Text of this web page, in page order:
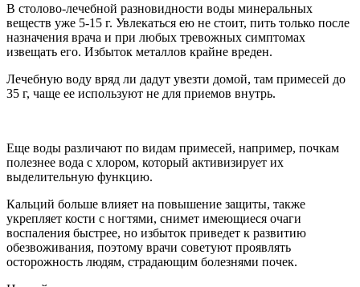
В столово-лечебной разновидности воды минеральных
веществ уже 5-15 г. Увлекаться ею не стоит, пить только после
назначения врача и при любых тревожных симптомах
извещать его. Избыток металлов крайне вреден.
Лечебную воду вряд ли дадут увезти домой, там примесей до
35 г, чаще ее используют не для приемов внутрь.
Еще воды различают по видам примесей, например, почкам
полезнее вода с хлором, который активизирует их
выделительную функцию.
Кальций больше влияет на повышение защиты, также
укрепляет кости с ногтями, снимет имеющиеся очаги
воспаления быстрее, но избыток приведет к развитию
обезвоживания, поэтому врачи советуют проявлять
осторожность людям, страдающим болезнями почек.